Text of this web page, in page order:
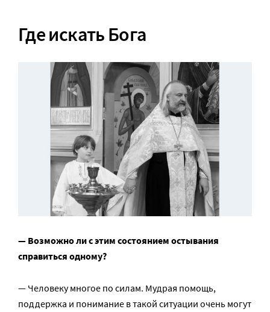
Где искать Бога
— Возможно ли с этим состоянием остывания
справиться одному?
— Человеку многое по силам. Мудрая помощь,
поддержка и понимание в такой ситуации очень могут